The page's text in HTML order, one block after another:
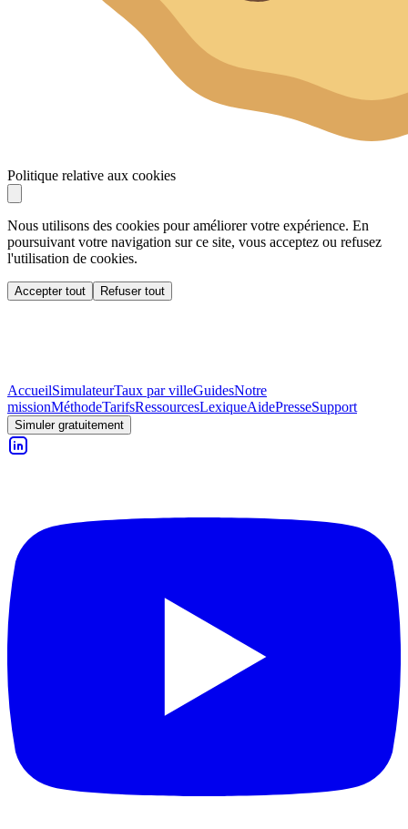
Politique relative aux cookies
Nous utilisons des cookies pour améliorer votre expérience. En
poursuivant votre navigation sur ce site, vous acceptez ou refusez
l'utilisation de cookies.
Accepter tout Refuser tout
AccueilSimulateurTaux par villeGuidesNotre
missionMéthodeTarifsRessourcesLexiqueAidePresseSupport
Simuler gratuitement